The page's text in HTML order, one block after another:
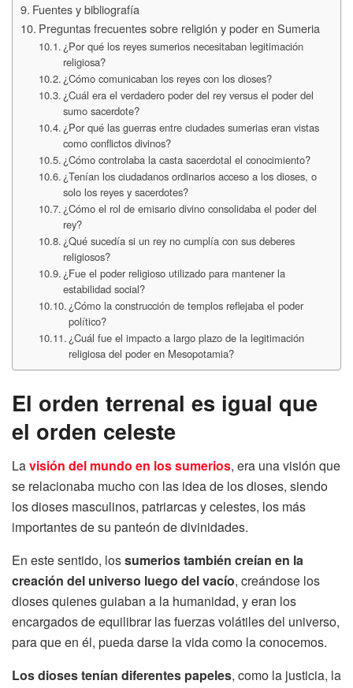
Fuentes y bibliografía
Preguntas frecuentes sobre religión y poder en Sumeria
¿Por qué los reyes sumerios necesitaban legitimación
religiosa?
¿Cómo comunicaban los reyes con los dioses?
¿Cuál era el verdadero poder del rey versus el poder del
sumo sacerdote?
¿Por qué las guerras entre ciudades sumerias eran vistas
como conflictos divinos?
¿Cómo controlaba la casta sacerdotal el conocimiento?
¿Tenían los ciudadanos ordinarios acceso a los dioses, o
solo los reyes y sacerdotes?
¿Cómo el rol de emisario divino consolidaba el poder del
rey?
¿Qué sucedía si un rey no cumplía con sus deberes
religiosos?
¿Fue el poder religioso utilizado para mantener la
estabilidad social?
¿Cómo la construcción de templos reflejaba el poder
político?
¿Cuál fue el impacto a largo plazo de la legitimación
religiosa del poder en Mesopotamia?
El orden terrenal es igual que
el orden celeste
Lavisión del mundo en los sumerios, era una visión que
se relacionaba mucho con las idea de los dioses, siendo
los dioses masculinos, patriarcas y celestes, los más
importantes de su panteón de divinidades.
En este sentido, lossumerios también creían en la
creación del universo luego del vacío, creándose los
dioses quienes guiaban a la humanidad, y eran los
encargados de equilibrar las fuerzas volátiles del universo,
para que en él, pueda darse la vida como la conocemos.
Los dioses tenían diferentes papeles, como la justicia, la